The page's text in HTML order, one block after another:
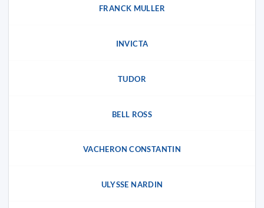
FRANCK MULLER
INVICTA
TUDOR
BELL ROSS
VACHERON CONSTANTIN
ULYSSE NARDIN